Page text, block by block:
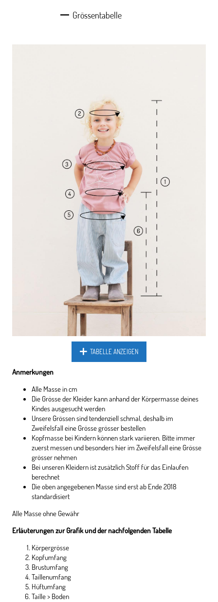
Grössentabelle
TABELLE ANZEIGEN
Anmerkungen
Alle Masse in cm
Die Grösse der Kleider kann anhand der Körpermasse deines
Kindes ausgesucht werden
Unsere Grössen sind tendenziell schmal, deshalb im
Zweifelsfall eine Grösse grösser bestellen
Kopfmasse bei Kindern können stark variieren. Bitte immer
zuerst messen und besonders hier im Zweifelsfall eine Grösse
grösser nehmen
Bei unseren Kleidern ist zusätzlich Stoff für das Einlaufen
berechnet
Die oben angegebenen Masse sind erst ab Ende 2018
standardisiert
Alle Masse ohne Gewähr
Erläuterungen zur Grafik und der nachfolgenden Tabelle
Körpergrösse
Kopfumfang
Brustumfang
Taillenumfang
Hüftumfang
Taille > Boden